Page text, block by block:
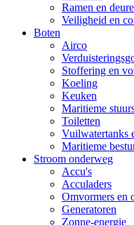
Ramen en
Veiligheid en
Boten
Airco
Stoffering en
Koeling
Keuken
Maritieme
Toiletten
Vuilwatertanks
Maritieme
Stroom onderweg
Accu's
Acculaders
Omvormers en
Generatoren
Zonne-energie